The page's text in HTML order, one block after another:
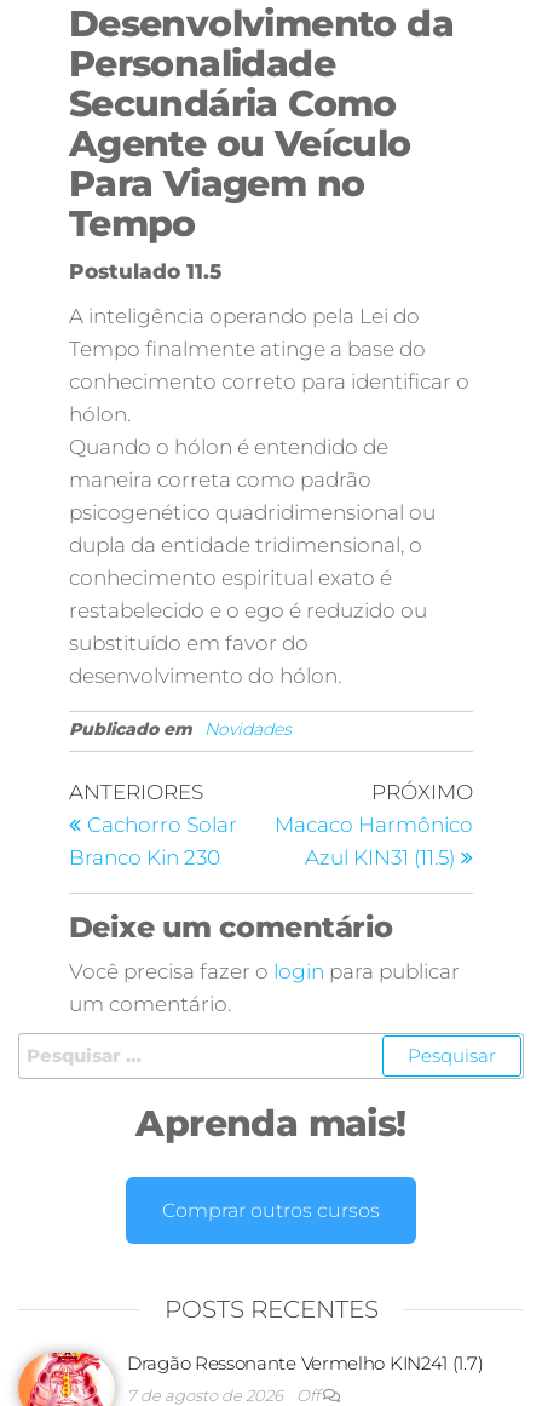
Desenvolvimento da
Personalidade
Secundária Como
Agente ou Veículo
Para Viagem no
Tempo
Postulado 11.5
A inteligência operando pela Lei do
Tempo finalmente atinge a base do
conhecimento correto para identificar o
hólon.
Quando o hólon é entendido de
maneira correta como padrão
psicogenético quadridimensional ou
dupla da entidade tridimensional, o
conhecimento espiritual exato é
restabelecido e o ego é reduzido ou
substituído em favor do
desenvolvimento do hólon.
Publicado em Novidades
ANTERIORES
Cachorro Solar
Branco Kin 230
PRÓXIMO
Macaco Harmônico
Azul KIN31 (11.5)
Deixe um comentário
Você precisa fazer o login para publicar
um comentário.
Aprenda mais!
Comprar outros cursos
POSTS RECENTES
Dragão Ressonante Vermelho KIN241 (1.7)
7 de agosto de 2026 Off